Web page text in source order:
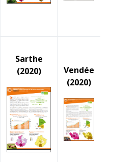
Sarthe
(2020)
Vendée
(2020)